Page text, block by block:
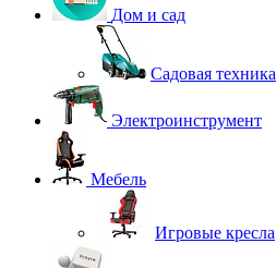
Дом и сад
Садовая техника
Электроинструмент
Мебель
Игровые кресла